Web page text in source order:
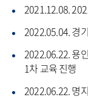
2021.12.08.
2022.05.04. 경
2022.06.22. 용
1차 교육 진행
2022.06.22. 명